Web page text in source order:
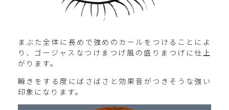
まぶた全体に長めで強めのカールをつけることによ
り、ゴージャスなつけまつげ風の盛りまつげに仕上
がります。
瞬きをする度にばさばさと効果音がつきそうな強い
印象になります。